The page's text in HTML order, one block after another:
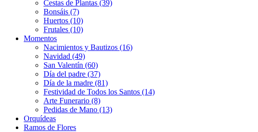
Cestas de Plantas (39)
Bonsáis (7)
Huertos (10)
Frutales (10)
Momentos
Nacimientos y Bautizos (16)
Navidad (49)
San Valentín (60)
Día del padre (37)
Día de la madre (81)
Festividad de Todos los Santos (14)
Arte Funerario (8)
Pedidas de Mano (13)
Orquídeas
Ramos de Flores